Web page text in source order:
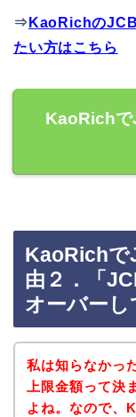
⇒ KaoRichの
たい方はこちら
KaoRichで
KaoRichで
由２．「
オーバーし
私は知らなかっ
上限金額って決
よね。なので、